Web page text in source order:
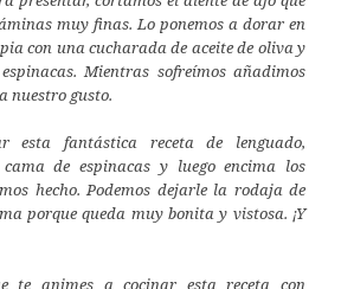
muy finas. Lo ponemos a dorar en
con una cucharada de aceite de oliva y
Mientras sofreímos añadimos
nuestro gusto.
esta fantástica receta de lenguado,
de espinacas y luego encima los
hecho. Podemos dejarle la rodaja de
porque queda muy bonita y vistosa. ¡Y
te animes a cocinar esta receta con